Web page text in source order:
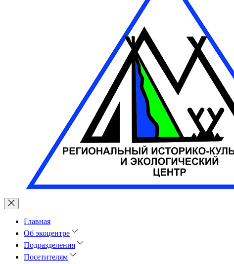
Главная
Об экоцентре
Подразделения
Посетителям